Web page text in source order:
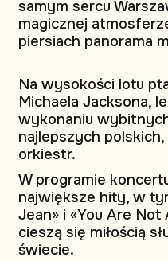
samym sercu
magicznej
piersiach panorama
Na wysokości lotu
Michaela Jacksona,
wykonaniu
najlepszych
orkiestr.
W programie
największe hity, w
Jean» i «You Are
cieszą się miłością
świecie.